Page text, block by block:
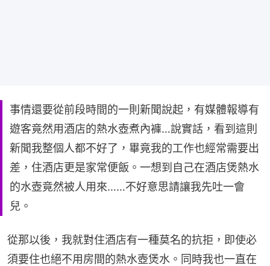
事情還要從前段時間的一則新聞說起，有媒體報導有
遊客竟然用酒店的熱水壺煮內褲…說實話，看到這則
新聞我整個人都不好了，畢竟我的工作也經常需要出
差，住酒店更是家常便飯。一想到自己在酒店煲熱水
的水壺竟然被人用來……不好意思請讓我先吐一會
兒。
從那以後，我就對住酒店有一種莫名的抗拒，即使必
須要住也絕不用房間的熱水壺煲水。同時我也一直在